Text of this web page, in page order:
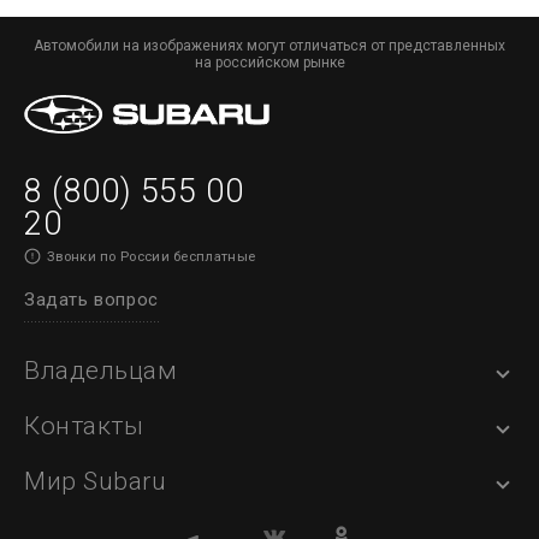
на
тест-
драйв
Обзор
Subaru
Forester
в
г.
Архангельск
Автомобили на изображениях могут отличаться от представленных
на российском рынке
8 (800) 555 00
20
Звонки по России бесплатные
Задать вопрос
Владельцам
Контакты
Мир Subaru